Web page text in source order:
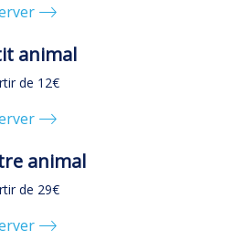
animal
de 12€
animal
de 29€